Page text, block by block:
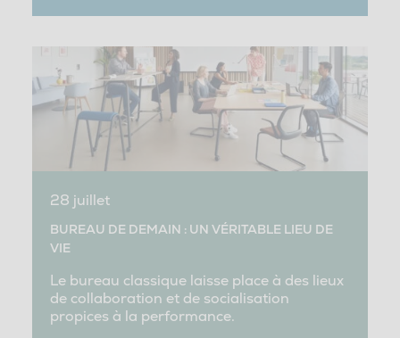
28 juillet
BUREAU DE DEMAIN : UN VÉRITABLE LIEU DE
VIE
Le bureau classique laisse place à des lieux
de collaboration et de socialisation
propices à la performance.